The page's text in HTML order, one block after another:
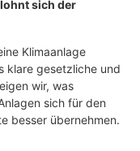
sich der
Klimaanlage
klare gesetzliche und
wir, was
sich für den
besser übernehmen.